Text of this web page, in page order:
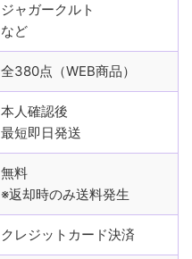
ジャガークルト
など
全380点（WEB商品）
本人確認後
最短即日発送
無料
※返却時のみ送料発生
クレジットカード決済